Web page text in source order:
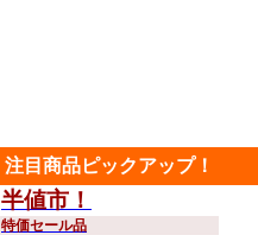
注目商品ピックアップ！
半値市！
特価セール品